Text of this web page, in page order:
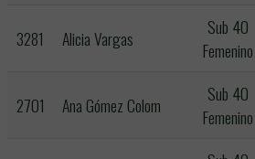
3281 Alicia Vargas
Sub 40
Femenino
2701 Ana Gómez Colom
Sub 40
Femenino